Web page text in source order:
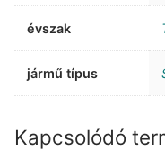
évszak
jármű típus
Kapcsolódó